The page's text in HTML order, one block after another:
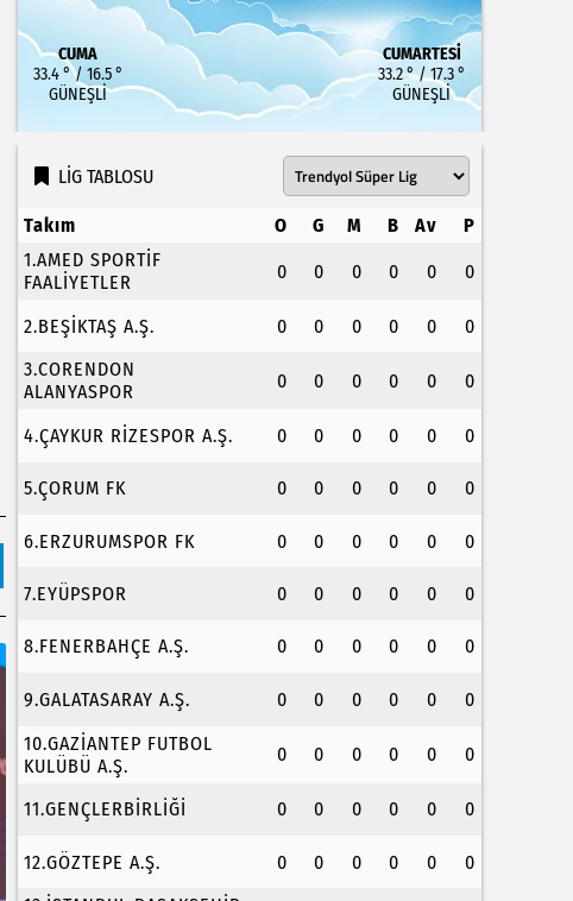
CUMA
33.4 ° / 16.5 °
GÜNEŞLI
CUMARTESI
33.2 ° / 17.3 °
GÜNEŞLI
LİG TABLOSU
Takım O G M B Av
P
1.AMED SPORTİF
FAALİYETLER
0 0 0 0 0 0
2.BEŞİKTAŞ A.Ş. 0 0 0 0 0
0
3.CORENDON
ALANYASPOR
0 0 0 0 0 0
4.ÇAYKUR RİZESPOR A.Ş. 0 0 0 0 0 0
5.ÇORUM FK 0 0 0 0 0 0
6.ERZURUMSPOR FK 0 0 0 0 0 0
7.EYÜPSPOR 0 0 0 0 0 0
8.FENERBAHÇE A.Ş. 0 0 0 0 0 0
9.GALATASARAY A.Ş. 0 0 0 0 0
0
10.GAZİANTEP FUTBOL
KULÜBÜ A.Ş.
0 0 0 0 0 0
11.GENÇLERBİRLİĞİ 0 0 0 0 0 0
12.GÖZTEPE A.Ş. 0 0 0 0 0
0